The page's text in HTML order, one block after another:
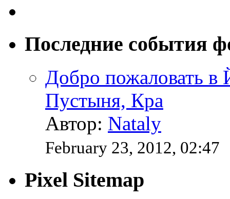
Последние события
Добро пожаловать
Пустыня, Кра
Автор: Nataly
February 23, 2012, 02:47
Pixel Sitemap